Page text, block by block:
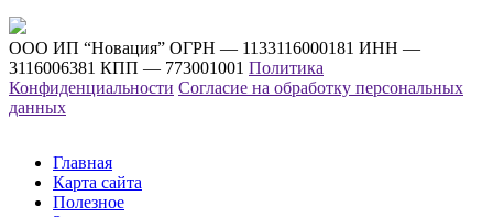
ООО ИП “Новация” ОГРН — 1133116000181 ИНН —
3116006381 КПП — 773001001 Политика
Конфиденциальности Согласие на обработку персональных
данных
Главная
Карта сайта
Полезное